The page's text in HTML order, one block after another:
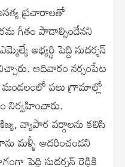
ప్రచారాలతో
గీతం పాడాల్సిందేనని
అభ్యర్థి పెద్ది సుదర్శన్
ఆదివారం నర్సంపేట
పలు గ్రామాల్లో
నిర్వహించారు.
వ్యాపార వర్గాలను కలిసి
మళ్ళీ ఆదరించండని
పెద్ది సుదర్శన్ రెడ్డికి